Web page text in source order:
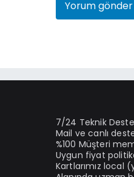
7/24 Teknik
Mail ve canlı
%100 Müşteri
Uygun fiyat
Kartlarımız local